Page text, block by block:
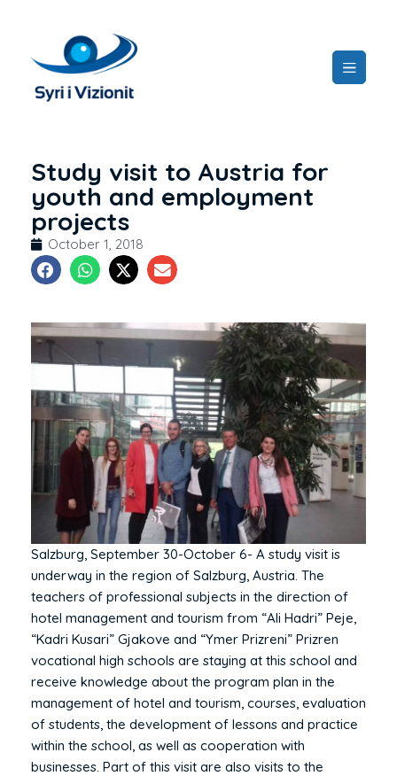
Study visit to Austria for
youth and employment
projects
October 1, 2018
Salzburg, September 30-October 6- A study visit is
underway in the region of Salzburg, Austria. The
teachers of professional subjects in the direction of
hotel management and tourism from “Ali Hadri” Peje,
“Kadri Kusari” Gjakove and “Ymer Prizreni” Prizren
vocational high schools are staying at this school and
receive knowledge about the program plan in the
management of hotel and tourism, courses, evaluation
of students, the development of lessons and practice
within the school, as well as cooperation with
businesses. Part of this visit are also visits to the